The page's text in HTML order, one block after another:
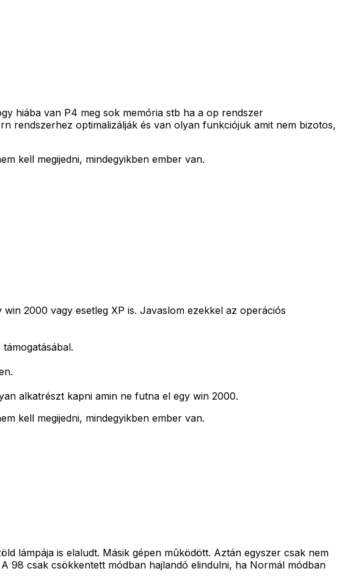
hiába van P4 meg sok memória stb ha a op rendszer
rendszerhez optimalizálják és van olyan funkciójuk amit nem bizotos,
kell megijedni, mindegyikben ember van.
2000 vagy esetleg XP is. Javaslom ezekkel az operációs
alkatrészt kapni amin ne futna el egy win 2000.
kell megijedni, mindegyikben ember van.
lámpája is elaludt. Másik gépen mûködött. Aztán egyszer csak nem
98 csak csökkentett módban hajlandó elindulni, ha Normál módban